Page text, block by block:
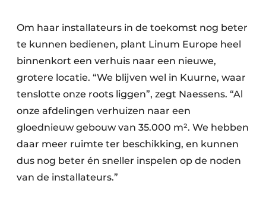
Om haar installateurs in de toekomst nog beter
te kunnen bedienen, plant Linum Europe heel
binnenkort een verhuis naar een nieuwe,
grotere locatie. “We blijven wel in Kuurne, waar
tenslotte onze roots liggen”, zegt Naessens. “Al
onze afdelingen verhuizen naar een
gloednieuw gebouw van 35.000 m². We hebben
daar meer ruimte ter beschikking, en kunnen
dus nog beter én sneller inspelen op de noden
van de installateurs.”